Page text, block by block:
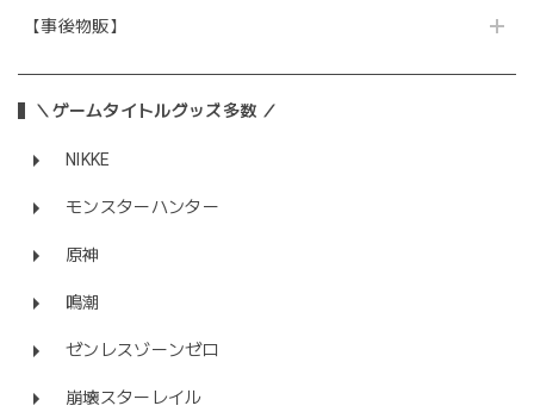
【事後物販】
＼ゲームタイトルグッズ多数 ／
NIKKE
モンスターハンター
原神
鳴潮
ゼンレスゾーンゼロ
崩壊スターレイル